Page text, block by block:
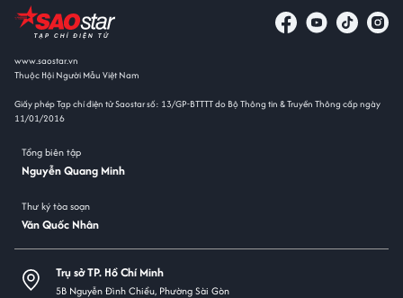
www.saostar.vn
Thuộc Hội Người Mẫu Việt Nam
Giấy phép Tạp chí điện tử Saostar số: 13/GP-BTTTT do Bộ Thông tin & Truyền Thông cấp ngày
11/01/2016
Tổng biên tập
Nguyễn Quang Minh
Thư ký tòa soạn
Văn Quốc Nhân
Trụ sở TP. Hồ Chí Minh
5B Nguyễn Đình Chiểu, Phường Sài Gòn